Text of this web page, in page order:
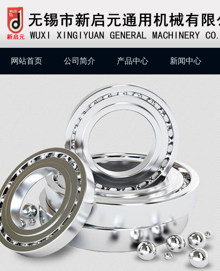
网站首页 公司简介 产品中心 新闻中心